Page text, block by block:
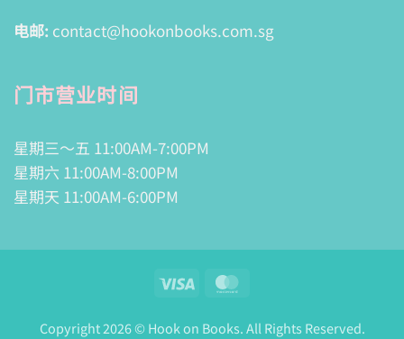
电邮: contact@hookonbooks.com.sg
门市营业时间
星期三～五 11:00AM-7:00PM
星期六 11:00AM-8:00PM
星期天 11:00AM-6:00PM
Visa
Copyright 2026 © Hook on Books. All Rights Reserved.